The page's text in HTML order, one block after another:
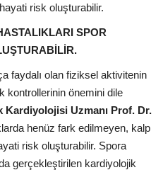
risk oluşturabilir.
SPOR
faydalı olan fiziksel aktivitenin
kontrollerinin önemini dile
Kardiyolojisi Uzmanı Prof. Dr.
henüz fark edilmeyen, kalp
risk oluşturabilir. Spora
gerçekleştirilen kardiyolojik